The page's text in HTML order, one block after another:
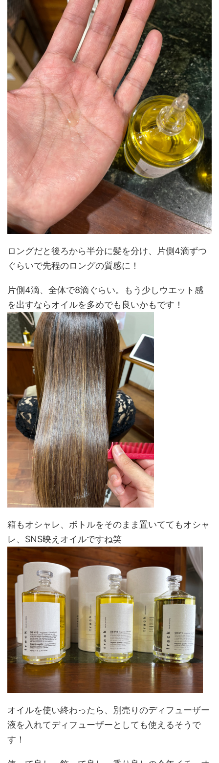
ロングだと後ろから半分に髪を分け、片側4滴ずつ
ぐらいで先程のロングの質感に！
片側4滴、全体で8滴ぐらい。もう少しウエット感
を出すならオイルを多めでも良いかもです！
箱もオシャレ、ボトルをそのまま置いててもオシャ
レ、SNS映えオイルですね笑
オイルを使い終わったら、別売りのディフューザー
液を入れてディフューザーとしても使えるそうで
す！